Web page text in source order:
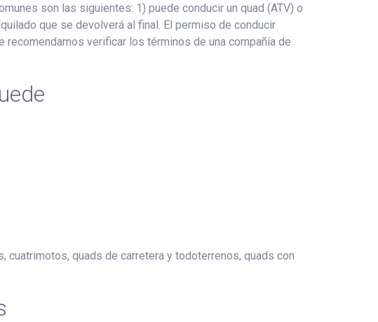
son las siguientes: 1) puede conducir un quad (ATV) o
que se devolverá al final. El permiso de conducir
verificar los términos de una compañía de
quads de carretera y todoterrenos, quads con